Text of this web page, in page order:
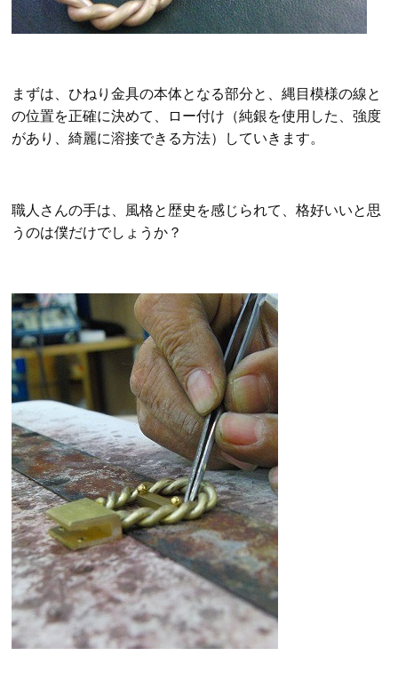
まずは、ひねり金具の本体となる部分と、縄目模様の線と
の位置を正確に決めて、ロー付け（純銀を使用した、強度
があり、綺麗に溶接できる方法）していきます。
職人さんの手は、風格と歴史を感じられて、格好いいと思
うのは僕だけでしょうか？